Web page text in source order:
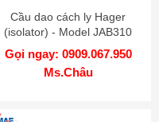
Cầu dao cách ly Hager
(isolator) - Model JAB310
Gọi ngay: 0909.067.950
Ms.Châu